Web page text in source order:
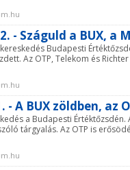
- Száguld a BUX, a
Budapesti
Az OTP, Telekom és
- A BUX zöldben, az
a Budapesti
tárgyalás. Az OTP is